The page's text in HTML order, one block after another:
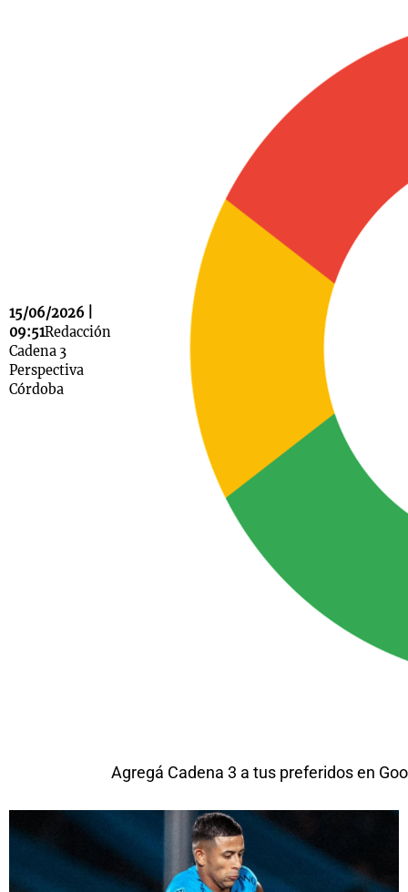
15/06/2026 |
09:51Redacción
Cadena 3
Perspectiva
Córdoba
Agregá Cadena 3 a tus preferidos en
Notas